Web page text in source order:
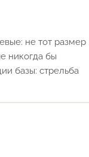
не тот размер
никогда бы
базы: стрельба